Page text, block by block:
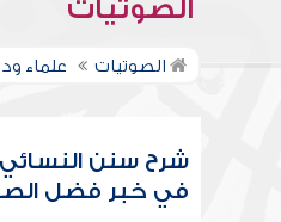
الصوتيات
الصوتيات علماء
شرح سنن
في خبر فضل